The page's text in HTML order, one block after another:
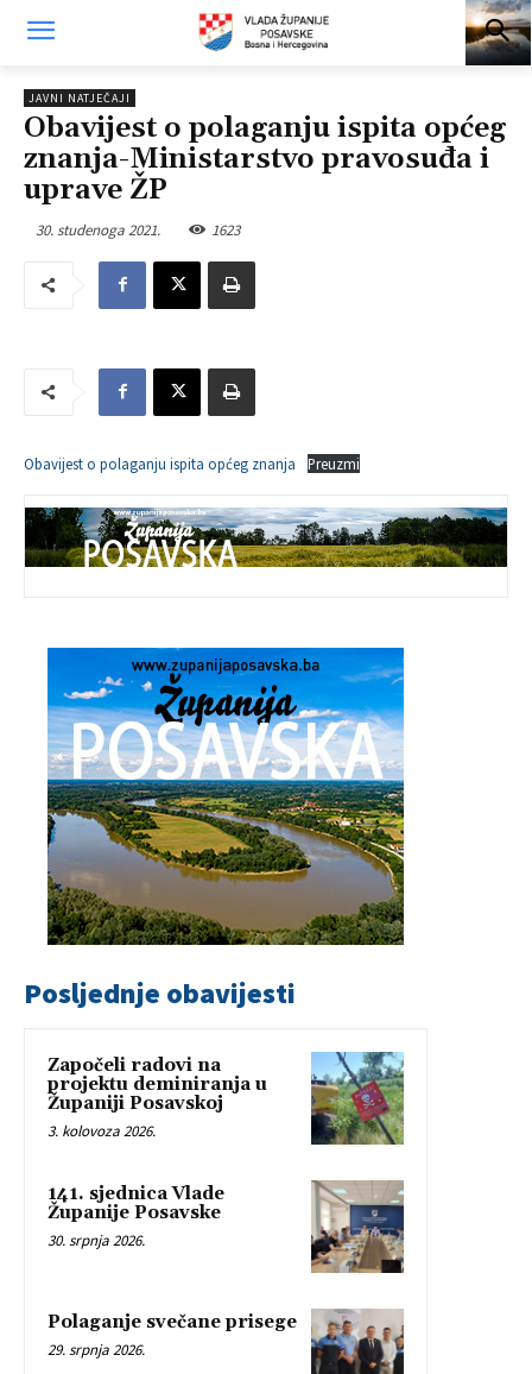
JAVNI NATJEČAJI
Obavijest o polaganju ispita općeg
znanja-Ministarstvo pravosuđa i
uprave ŽP
30. studenoga 2021. 1623
Obavijest o polaganju ispita općeg znanja Preuzmi
Posljednje obavijesti
Započeli radovi na
projektu deminiranja u
Županiji Posavskoj
3. kolovoza 2026.
141. sjednica Vlade
Županije Posavske
30. srpnja 2026.
Polaganje svečane prisege
29. srpnja 2026.